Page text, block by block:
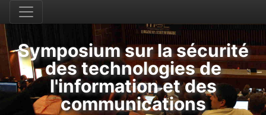
Symposium sur la sécurité
des technologies de
l'information et des
communications